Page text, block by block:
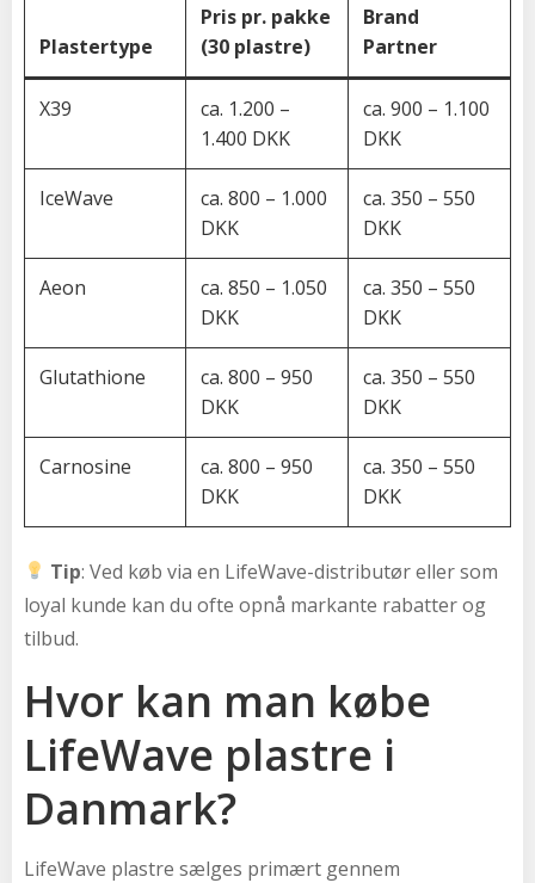
Plastertype
Pris pr. pakke
(30 plastre)
Brand
Partner
X39
ca. 1.200 –
1.400 DKK
ca. 900 – 1.100
DKK
IceWave
ca. 800 – 1.000
DKK
ca. 350 – 550
DKK
Aeon
ca. 850 – 1.050
DKK
ca. 350 – 550
DKK
Glutathione
ca. 800 – 950
DKK
ca. 350 – 550
DKK
Carnosine
ca. 800 – 950
DKK
ca. 350 – 550
DKK
Tip: Ved køb via en LifeWave-distributør eller som
loyal kunde kan du ofte opnå markante rabatter og
tilbud.
Hvor kan man købe
LifeWave plastre i
Danmark?
LifeWave plastre sælges primært gennem